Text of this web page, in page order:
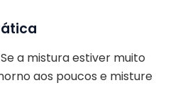
a mistura estiver muito
aos poucos e misture